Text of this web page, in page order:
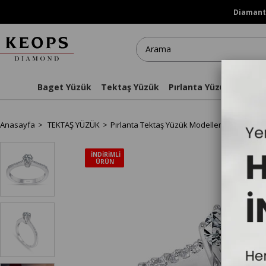
Baget Yüzük Tektaş Yüzük Pırlanta Yüzükler
Anasayfa TEKTAŞ YÜZÜK Pırlanta Tektaş Yüzük Modelleri
İNDIRIMLI
ÜRÜN